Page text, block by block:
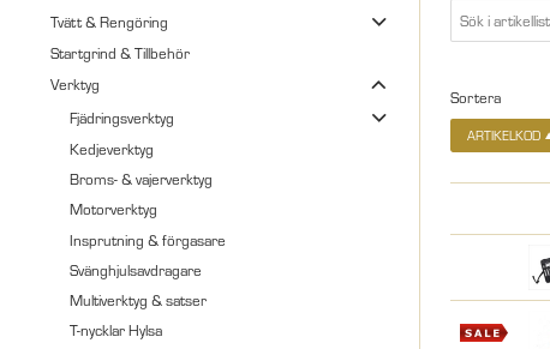
Tvätt & Rengöring
Startgrind & Tillbehör
Verktyg
Fjädringsverktyg
Kedjeverktyg
Broms- & vajerverktyg
Motorverktyg
Insprutning & förgasare
Svänghjulsavdragare
Multiverktyg & satser
T-nycklar Hylsa
Sortera
ARTIKELKOD